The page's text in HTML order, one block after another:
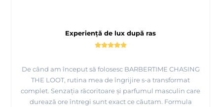
Experiență de lux după ras
De când am început să folosesc BARBERTIME CHASING
THE LOOT, rutina mea de îngrijire s-a transformat
complet. Senzația răcoritoare și parfumul masculin care
durează ore întregi sunt exact ce căutam. Formula